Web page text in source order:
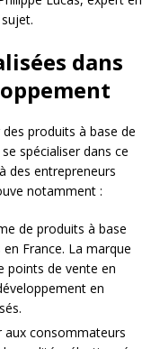
dans
produits à base de
spécialiser dans ce
des entrepreneurs
notamment :
de produits à base
France. La marque
points de vente en
en
aux consommateurs